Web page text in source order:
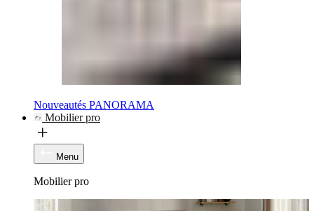
Nouveautés PANORAMA
Mobilier pro
Menu
Mobilier pro